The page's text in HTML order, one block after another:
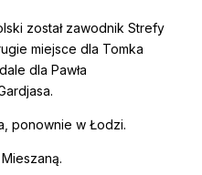
został zawodnik Strefy
miejsce dla Tomka
dla Pawła
ponownie w Łodzi.